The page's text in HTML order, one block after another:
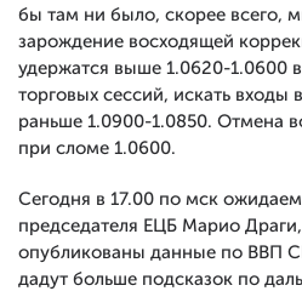
бы там ни было, скорее всего,
зарождение восходящей
удержатся выше 1.0620-1.0600
торговых сессий, искать входы
раньше 1.0900-1.0850. Отмена
при сломе 1.0600.
Сегодня в 17.00 по мск
председателя ЕЦБ Марио Драги,
опубликованы данные по ВВП
дадут больше подсказок по